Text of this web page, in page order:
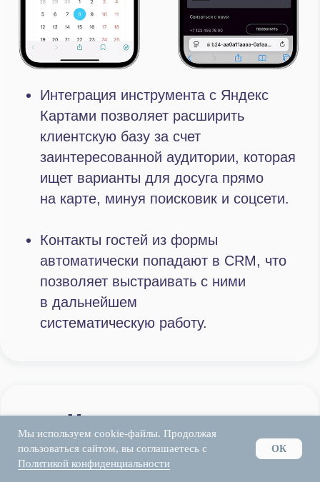
Начать сотрудничество
Мы используем cookie-файлы. Продолжая
пользоваться сайтом, вы соглашаетесь с
Политикой конфиденциальности
ОК